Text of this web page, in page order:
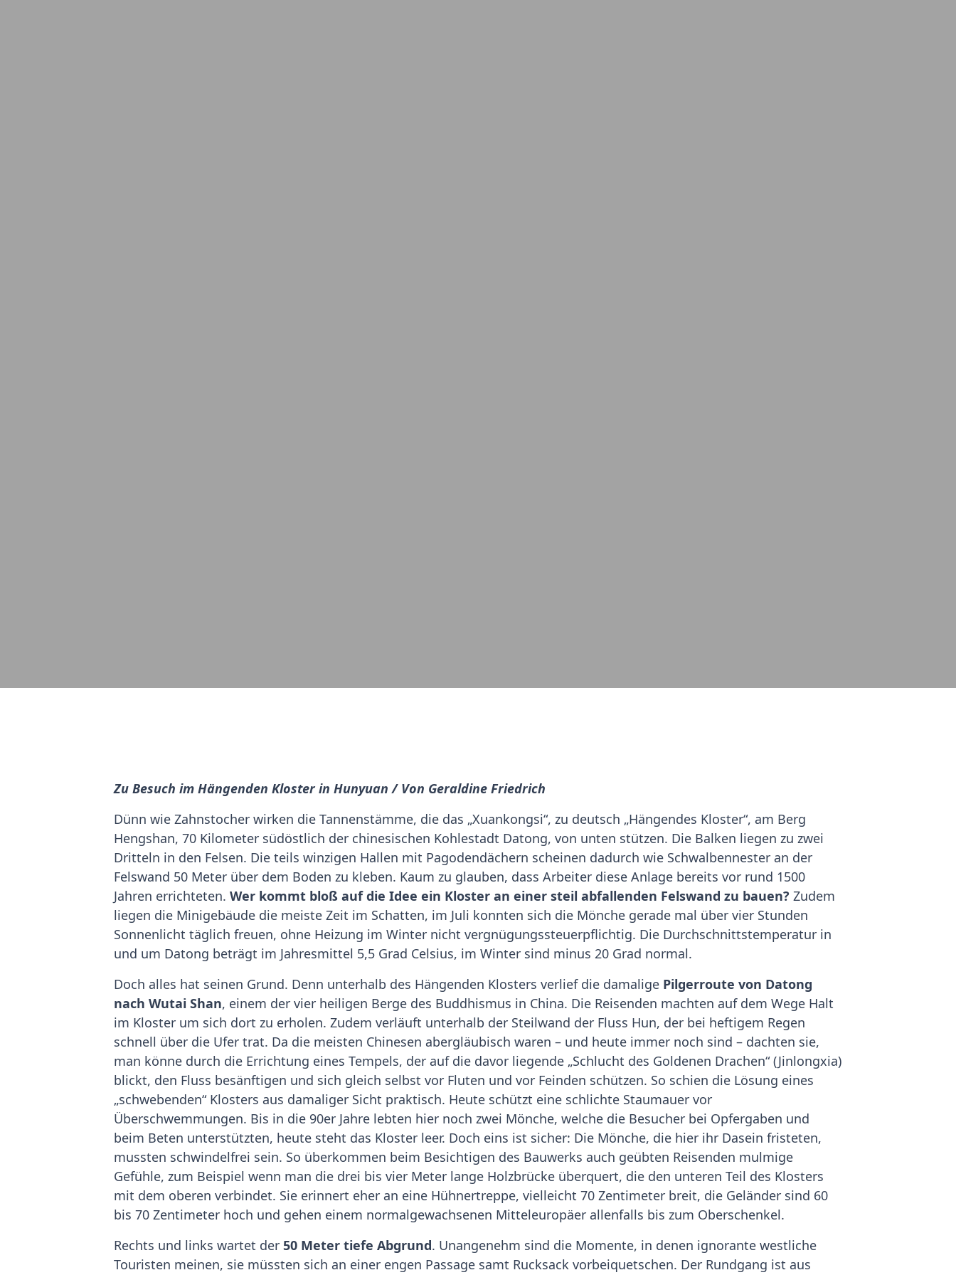
Zu Besuch im Hängenden Kloster in Hunyuan / Von Geraldine Friedrich
Dünn wie Zahnstocher wirken die Tannenstämme, die das „Xuankongsi“, zu deutsch „Hängendes Kloster“, am Berg
Hengshan, 70 Kilometer südöstlich der chinesischen Kohlestadt Datong, von unten stützen. Die Balken liegen zu zwei
Dritteln in den Felsen. Die teils winzigen Hallen mit Pagodendächern scheinen dadurch wie Schwalbennester an der
Felswand 50 Meter über dem Boden zu kleben. Kaum zu glauben, dass Arbeiter diese Anlage bereits vor rund 1500
Jahren errichteten. Wer kommt bloß auf die Idee ein Kloster an einer steil abfallenden Felswand zu bauen? Zudem
liegen die Minigebäude die meiste Zeit im Schatten, im Juli konnten sich die Mönche gerade mal über vier Stunden
Sonnenlicht täglich freuen, ohne Heizung im Winter nicht vergnügungssteuerpflichtig. Die Durchschnittstemperatur in
und um Datong beträgt im Jahresmittel 5,5 Grad Celsius, im Winter sind minus 20 Grad normal.
Doch alles hat seinen Grund. Denn unterhalb des Hängenden Klosters verlief die damalige Pilgerroute von Datong
nach Wutai Shan, einem der vier heiligen Berge des Buddhismus in China. Die Reisenden machten auf dem Wege Halt
im Kloster um sich dort zu erholen. Zudem verläuft unterhalb der Steilwand der Fluss Hun, der bei heftigem Regen
schnell über die Ufer trat. Da die meisten Chinesen abergläubisch waren – und heute immer noch sind – dachten sie,
man könne durch die Errichtung eines Tempels, der auf die davor liegende „Schlucht des Goldenen Drachen“ (Jinlongxia)
blickt, den Fluss besänftigen und sich gleich selbst vor Fluten und vor Feinden schützen. So schien die Lösung eines
„schwebenden“ Klosters aus damaliger Sicht praktisch. Heute schützt eine schlichte Staumauer vor
Überschwemmungen. Bis in die 90er Jahre lebten hier noch zwei Mönche, welche die Besucher bei Opfergaben und
beim Beten unterstützten, heute steht das Kloster leer. Doch eins ist sicher: Die Mönche, die hier ihr Dasein fristeten,
mussten schwindelfrei sein. So überkommen beim Besichtigen des Bauwerks auch geübten Reisenden mulmige
Gefühle, zum Beispiel wenn man die drei bis vier Meter lange Holzbrücke überquert, die den unteren Teil des Klosters
mit dem oberen verbindet. Sie erinnert eher an eine Hühnertreppe, vielleicht 70 Zentimeter breit, die Geländer sind 60
bis 70 Zentimeter hoch und gehen einem normalgewachsenen Mitteleuropäer allenfalls bis zum Oberschenkel.
Rechts und links wartet der 50 Meter tiefe Abgrund. Unangenehm sind die Momente, in denen ignorante westliche
Touristen meinen, sie müssten sich an einer engen Passage samt Rucksack vorbeiquetschen. Der Rundgang ist aus